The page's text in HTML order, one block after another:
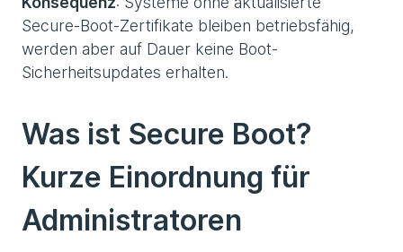
Secure-Boot-Zertifikate bleiben betriebsfähig,
werden aber auf Dauer keine Boot-
Sicherheitsupdates erhalten.
Was ist Secure Boot?
Kurze Einordnung für
Administratoren